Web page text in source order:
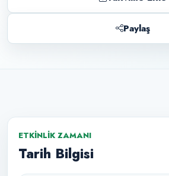
Paylaş
ETKINLIK ZAMANI
Tarih Bilgisi